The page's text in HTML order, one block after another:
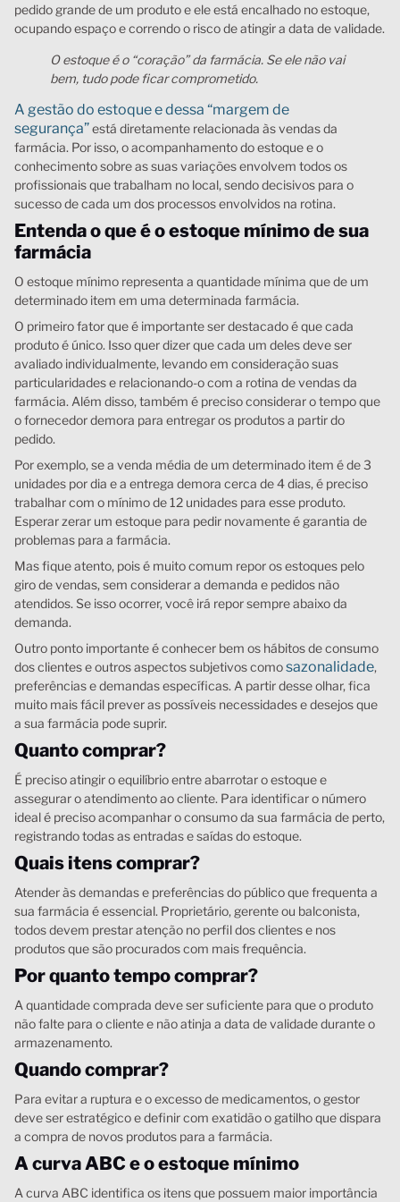
pedido grande de um produto e ele está encalhado no estoque,
ocupando espaço e correndo o risco de atingir a data de validade.
O estoque é o “coração” da farmácia. Se ele não vai
bem, tudo pode ficar comprometido.
A gestão do estoque e dessa “margem de
segurança”está diretamente relacionada às vendas da
farmácia. Por isso, o acompanhamento do estoque e o
conhecimento sobre as suas variações envolvem todos os
profissionais que trabalham no local, sendo decisivos para o
sucesso de cada um dos processos envolvidos na rotina.
Entenda o que é o estoque mínimo de sua
farmácia
O estoque mínimo representa a quantidade mínima que de um
determinado item em uma determinada farmácia.
O primeiro fator que é importante ser destacado é que cada
produto é único. Isso quer dizer que cada um deles deve ser
avaliado individualmente, levando em consideração suas
particularidades e relacionando-o com a rotina de vendas da
farmácia. Além disso, também é preciso considerar o tempo que
o fornecedor demora para entregar os produtos a partir do
pedido.
Por exemplo, se a venda média de um determinado item é de 3
unidades por dia e a entrega demora cerca de 4 dias, é preciso
trabalhar com o mínimo de 12 unidades para esse produto.
Esperar zerar um estoque para pedir novamente é garantia de
problemas para a farmácia.
Mas fique atento, pois é muito comum repor os estoques pelo
giro de vendas, sem considerar a demanda e pedidos não
atendidos. Se isso ocorrer, você irá repor sempre abaixo da
demanda.
Outro ponto importante é conhecer bem os hábitos de consumo
dos clientes e outros aspectos subjetivos comosazonalidade,
preferências e demandas específicas. A partir desse olhar, fica
muito mais fácil prever as possíveis necessidades e desejos que
a sua farmácia pode suprir.
Quanto comprar?
É preciso atingir o equilíbrio entre abarrotar o estoque e
assegurar o atendimento ao cliente. Para identificar o número
ideal é preciso acompanhar o consumo da sua farmácia de perto,
registrando todas as entradas e saídas do estoque.
Quais itens comprar?
Atender às demandas e preferências do público que frequenta a
sua farmácia é essencial. Proprietário, gerente ou balconista,
todos devem prestar atenção no perfil dos clientes e nos
produtos que são procurados com mais frequência.
Por quanto tempo comprar?
A quantidade comprada deve ser suficiente para que o produto
não falte para o cliente e não atinja a data de validade durante o
armazenamento.
Quando comprar?
Para evitar a ruptura e o excesso de medicamentos, o gestor
deve ser estratégico e definir com exatidão o gatilho que dispara
a compra de novos produtos para a farmácia.
A curva ABC e o estoque mínimo
A curva ABC identifica os itens que possuem maior importância